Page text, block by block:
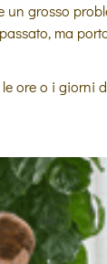
grosso
ma
ore o i giorni